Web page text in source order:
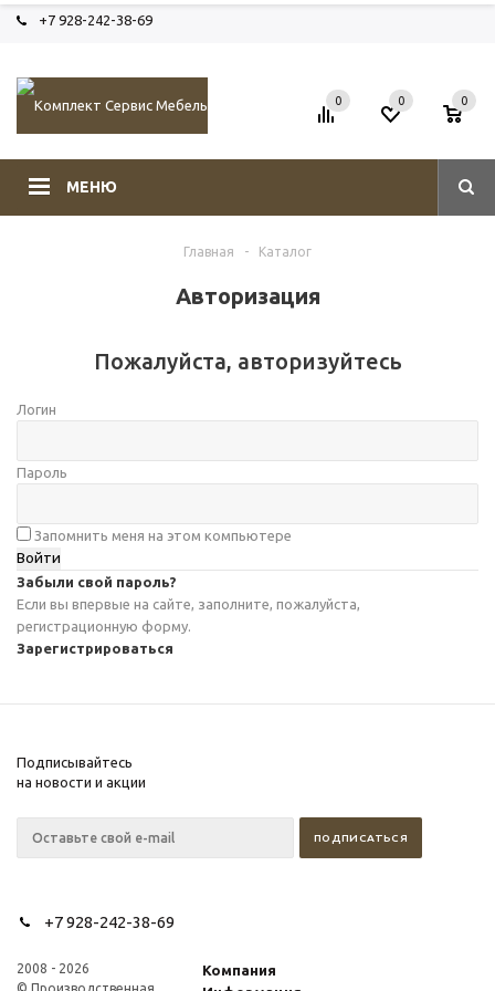
+7 928-242-38-69
МЕНЮ
0 0 0
Главная - Каталог
Авторизация
Пожалуйста, авторизуйтесь
Логин
Пароль
Запомнить меня на этом компьютере
Забыли свой пароль?
Если вы впервые на сайте, заполните, пожалуйста,
регистрационную форму.
Зарегистрироваться
Подписывайтесь
на новости и акции
+7 928-242-38-69
2008 - 2026
Компания